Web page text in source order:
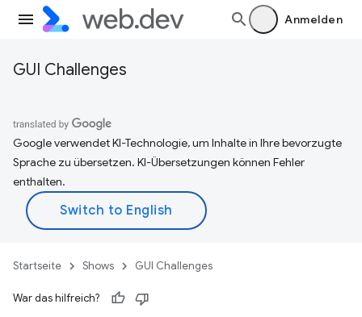
Anmelden
GUI Challenges
Google verwendet KI-Technologie, um Inhalte in Ihre bevorzugte
Sprache zu übersetzen. KI-Übersetzungen können Fehler
enthalten.
Startseite Shows GUI Challenges
War das hilfreich?